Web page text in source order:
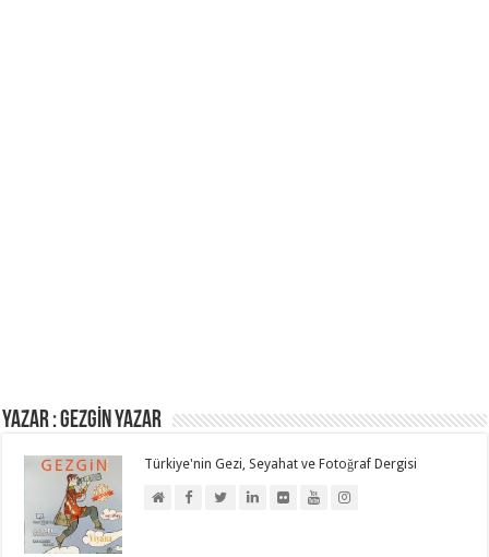
Yazar : GEZGİN YAZAR
Türkiye'nin Gezi, Seyahat ve Fotoğraf Dergisi